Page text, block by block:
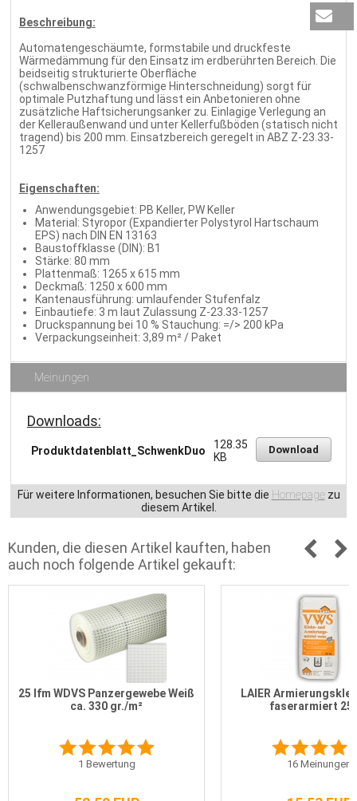
Beschreibung:
Automatengeschäumte, formstabile und druckfeste
Wärmedämmung für den Einsatz im erdberührten Bereich. Die
beidseitig strukturierte Oberfläche
(schwalbenschwanzförmige Hinterschneidung) sorgt für
optimale Putzhaftung und lässt ein Anbetonieren ohne
zusätzliche Haftsicherungsanker zu. Einlagige Verlegung an
der Kelleraußenwand und unter Kellerfußböden (statisch nicht
tragend) bis 200 mm. Einsatzbereich geregelt in ABZ Z-23.33-
1257
Eigenschaften:
Anwendungsgebiet: PB Keller, PW Keller
Material: Styropor (Expandierter Polystyrol Hartschaum
EPS) nach DIN EN 13163
Baustoffklasse (DIN): B1
Stärke: 80 mm
Plattenmaß: 1265 x 615 mm
Deckmaß: 1250 x 600 mm
Kantenausführung: umlaufender Stufenfalz
Einbautiefe: 3 m laut Zulassung Z-23.33-1257
Druckspannung bei 10 % Stauchung: =/> 200 kPa
Verpackungseinheit: 3,89 m² / Paket
Meinungen
Downloads:
Produktdatenblatt_SchwenkDuo
128.35
KB
Download
Für weitere Informationen, besuchen Sie bitte die Homepagezu
diesem Artikel.
Kunden, die diesen Artikel kauften, haben
auch noch folgende Artikel gekauft:
25 lfm WDVS Panzergewebe Weiß
ca. 330 gr./m²
1 Bewertung
LAIER
faserarmiert 25
16 Meinungen